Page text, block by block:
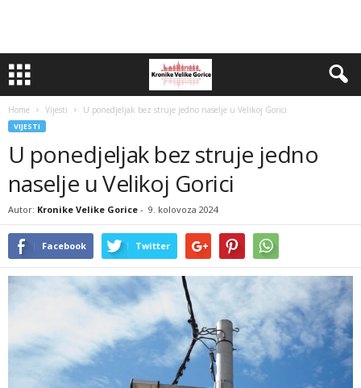
Home Vijesti U ponedjeljak bez struje jedno naselje u Velikoj Gorici
VIJESTI
U ponedjeljak bez struje jedno
naselje u Velikoj Gorici
Autor: Kronike Velike Gorice - 9. kolovoza 2024
Facebook Twitter